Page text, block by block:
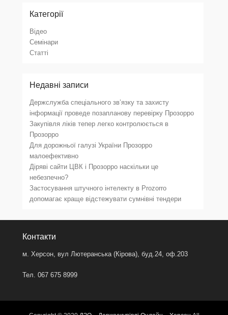
Категорії
Відео
Семінари
Статті
Недавні записи
Держслужба спеціального зв’язку та захисту
інформації проведе позапланову перевірку Прозорро
Закупівля ліків тепер легко контролюється в
Прозорро
Для дорожньої галузі України Прозорро
малоефективно
Діряві сайти ЦВК і Прозорро наскільки це
небезпечно?
Застосування штучного інтелекту в Prozorro
допомагає краще відстежувати сумнівні тендери
Контакти
м. Херсон, вул Лютеранська (Кірова), буд.24, оф.203
Тел. 067 675 8999